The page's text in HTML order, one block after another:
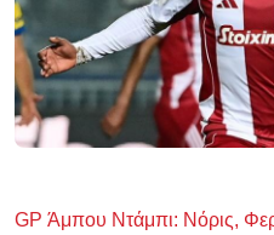
GP Άμπου Ντάμπι: Νόρις,